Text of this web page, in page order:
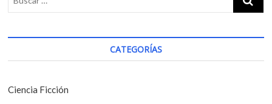
a
i
ó
n
p
s
:
:
CATEGORÍAS
Ciencia Ficción